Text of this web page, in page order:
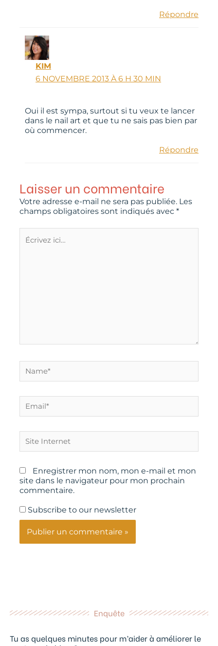
Répondre
KIM
6 NOVEMBRE 2013 À 6 H 30 MIN
Oui il est sympa, surtout si tu veux te lancer
dans le nail art et que tu ne sais pas bien par
où commencer.
Répondre
Laisser un commentaire
Votre adresse e-mail ne sera pas publiée. Les
champs obligatoires sont indiqués avec *
ici…
Internet
Enregistrer mon nom, mon e-mail et mon
site dans le navigateur pour mon prochain
commentaire.
Subscribe to our newsletter
Enquête
Tu as quelques minutes pour m’aider à améliorer le